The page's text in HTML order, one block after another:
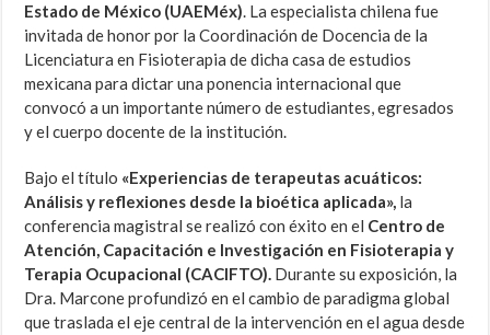
Estado de México (UAEMéx). La especialista chilena fue
invitada de honor por la Coordinación de Docencia de la
Licenciatura en Fisioterapia de dicha casa de estudios
mexicana para dictar una ponencia internacional que
convocó a un importante número de estudiantes, egresados
y el cuerpo docente de la institución.
Bajo el título «Experiencias de terapeutas acuáticos:
Análisis y reflexiones desde la bioética aplicada», la
conferencia magistral se realizó con éxito en el Centro de
Atención, Capacitación e Investigación en Fisioterapia y
Terapia Ocupacional (CACIFTO). Durante su exposición, la
Dra. Marcone profundizó en el cambio de paradigma global
que traslada el eje central de la intervención en el agua desde